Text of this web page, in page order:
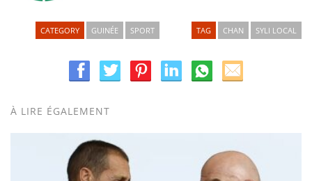
CATEGORY GUINÉE SPORT TAG CHAN SYLI LOCAL
À LIRE ÉGALEMENT